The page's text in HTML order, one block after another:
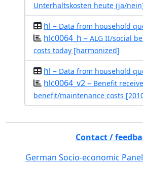
Unterhaltskosten heute (ja/
hl – Data from household
hlc0064_h – ALG II/social
costs today [harmonized]
hl – Data from household
hlc0064_v2 – Benefit
benefit/maintenance costs
Contact /
German Socio-economic Panel